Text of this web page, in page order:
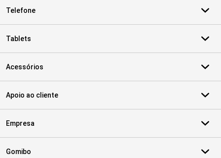
Telefone
Tablets
Acessórios
Apoio ao cliente
Empresa
Gomibo